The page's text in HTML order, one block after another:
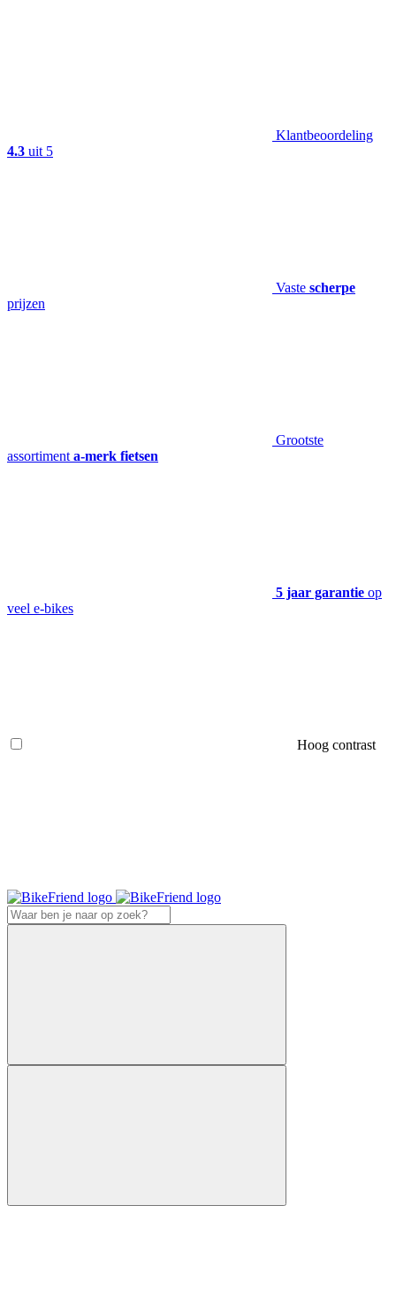
Klantbeoordeling
4.3 uit 5
Vaste scherpe
prijzen
Grootste
assortiment a-merk fietsen
5 jaar garantie op
veel e-bikes
Hoog contrast